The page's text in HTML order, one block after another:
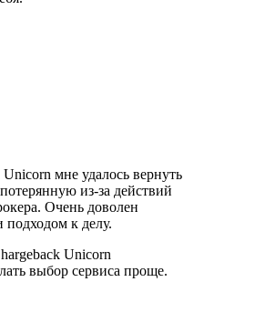
мне удалось вернуть
из-за действий
Очень доволен
к делу.
Unicorn
выбор сервиса проще.